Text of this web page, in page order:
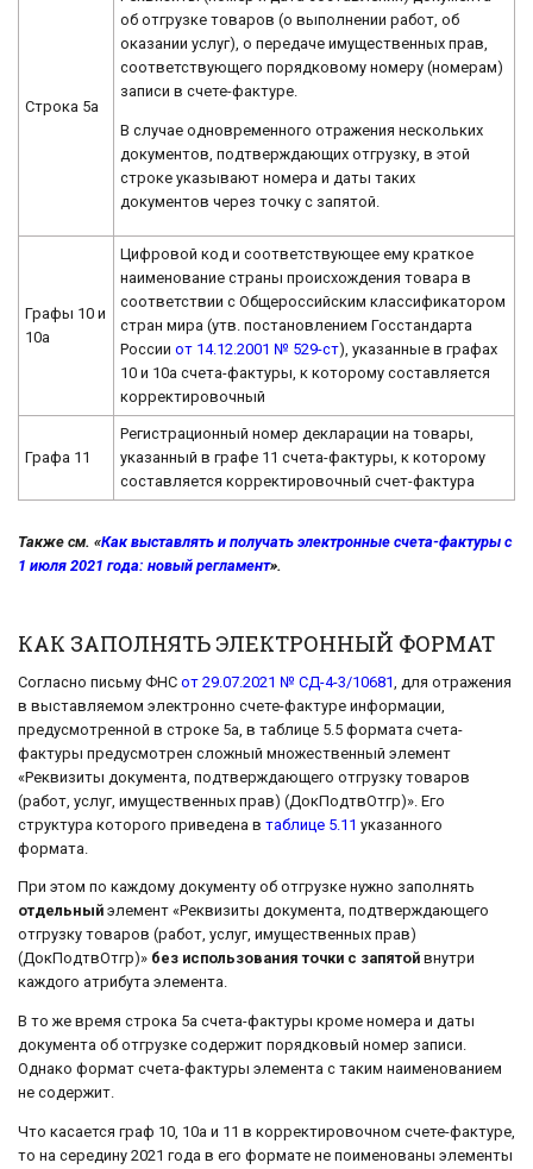
Строка 5а
об отгрузке товаров (о выполнении работ, об
оказании услуг), о передаче имущественных прав,
соответствующего порядковому номеру (номерам)
записи в счете-фактуре.
В случае одновременного отражения нескольких
документов, подтверждающих отгрузку, в этой
строке указывают номера и даты таких
документов через точку с запятой.
Графы 10 и
10а
Цифровой код и соответствующее ему краткое
наименование страны происхождения товара в
соответствии с Общероссийским классификатором
стран мира (утв. постановлением Госстандарта
Россииот 14.12.2001 № 529-ст), указанные в графах
10 и 10а счета-фактуры, к которому составляется
корректировочный
Графа 11
Регистрационный номер декларации на товары,
указанный в графе 11 счета-фактуры, к которому
составляется корректировочный счет-фактура
Также см. «Как выставлять и получать электронные счета-фактуры с
1 июля 2021 года: новый регламент».
КАК ЗАПОЛНЯТЬ ЭЛЕКТРОННЫЙ ФОРМАТ
Согласно письму ФНС от 29.07.2021 № СД-4-3/10681 , для отражения
в выставляемом электронно счете-фактуре информации,
предусмотренной в строке 5а, в таблице 5.5 формата счета-
фактуры предусмотрен сложный множественный элемент
«Реквизиты документа, подтверждающего отгрузку товаров
(работ, услуг, имущественных прав) (ДокПодтвОтгр)». Его
структура которого приведена в таблице 5.11 указанного
формата.
При этом по каждому документу об отгрузке нужно заполнять
отдельный элемент «Реквизиты документа, подтверждающего
отгрузку товаров (работ, услуг, имущественных прав)
(ДокПодтвОтгр)» без использования точки с запятой внутри
каждого атрибута элемента.
В то же время строка 5а счета-фактуры кроме номера и даты
документа об отгрузке содержит порядковый номер записи.
Однако формат счета-фактуры элемента с таким наименованием
не содержит.
Что касается граф 10, 10а и 11 в корректировочном счете-фактуре,
то на середину 2021 года в его формате не поименованы элементы